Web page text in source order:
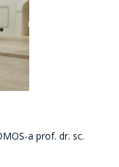
a prof. dr. sc.